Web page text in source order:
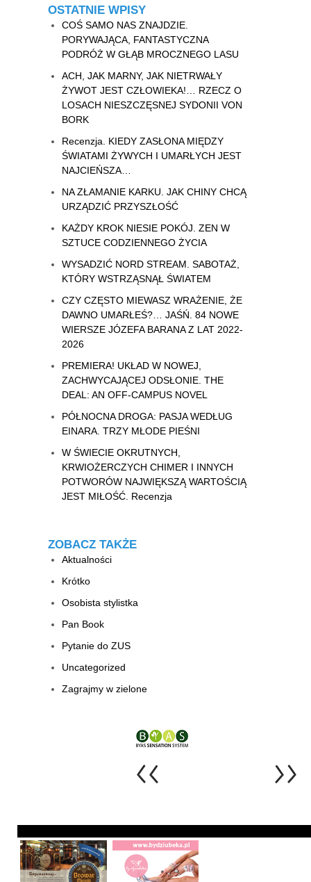
OSTATNIE WPISY
COŚ SAMO NAS ZNAJDZIE.
PORYWAJĄCA, FANTASTYCZNA
PODRÓŻ W GŁĄB MROCZNEGO LASU
ACH, JAK MARNY, JAK NIETRWAŁY
ŻYWOT JEST CZŁOWIEKA!… RZECZ O
LOSACH NIESZCZĘSNEJ SYDONII VON
BORK
Recenzja. KIEDY ZASŁONA MIĘDZY
ŚWIATAMI ŻYWYCH I UMARŁYCH JEST
NAJCIEŃSZA…
NA ZŁAMANIE KARKU. JAK CHINY CHCĄ
URZĄDZIĆ PRZYSZŁOŚĆ
KAŻDY KROK NIESIE POKÓJ. ZEN W
SZTUCE CODZIENNEGO ŻYCIA
WYSADZIĆ NORD STREAM. SABOTAŻ,
KTÓRY WSTRZĄSNĄŁ ŚWIATEM
CZY CZĘSTO MIEWASZ WRAŻENIE, ŻE
DAWNO UMARŁEŚ?… JAŚŃ. 84 NOWE
WIERSZE JÓZEFA BARANA Z LAT 2022-
2026
PREMIERA! UKŁAD W NOWEJ,
ZACHWYCAJĄCEJ ODSŁONIE. THE
DEAL: AN OFF-CAMPUS NOVEL
PÓŁNOCNA DROGA: PASJA WEDŁUG
EINARA. TRZY MŁODE PIEŚNI
W ŚWIECIE OKRUTNYCH,
KRWIOŻERCZYCH CHIMER I INNYCH
POTWORÓW NAJWIĘKSZĄ WARTOŚCIĄ
JEST MIŁOŚĆ. Recenzja
ZOBACZ TAKŻE
Aktualności
Krótko
Osobista stylistka
Pan Book
Pytanie do ZUS
Uncategorized
Zagrajmy w zielone